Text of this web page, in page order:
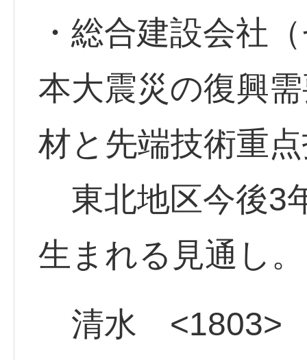
・総合建設会社
本大震災の復興
材と先端技術重
東北地区今後3
生まれる見通し。
清水 <1803>